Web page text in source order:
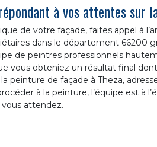
à vos attentes sur
de votre façade, faites appel à
dans le département 66200
de peintres professionnels
vous obteniez un résultat final
peinture de façade à Theza,
à la peinture, l’équipe est à
attendez.